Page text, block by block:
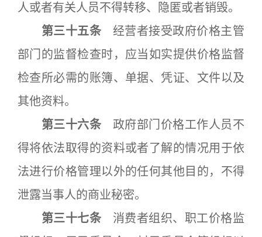
人或者有关人员不得转移、隐匿或者销毁。
第三十五条 经营者接受政府价格主管
部门的监督检查时，应当如实提供价格监督
检查所必需的账簿、单据、凭证、文件以及
其他资料。
第三十六条 政府部门价格工作人员不
得将依法取得的资料或者了解的情况用于依
法进行价格管理以外的任何其他目的，不得
泄露当事人的商业秘密。
第三十七条 消费者组织、职工价格监